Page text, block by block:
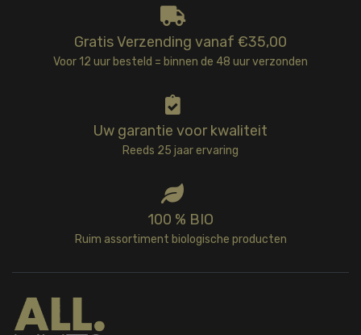
Gratis Verzending vanaf €35,00
Voor 12 uur besteld = binnen de 48 uur verzonden
Uw garantie voor kwaliteit
Reeds 25 jaar ervaring
100 % BIO
Ruim assortiment biologische producten